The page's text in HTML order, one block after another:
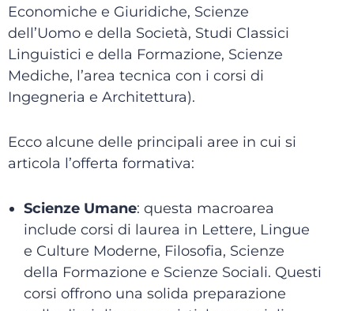
Economiche e Giuridiche, Scienze
dell’Uomo e della Società, Studi Classici
Linguistici e della Formazione, Scienze
Mediche, l’area tecnica con i corsi di
Ingegneria e Architettura).
Ecco alcune delle principali aree in cui si
articola l’offerta formativa:
Scienze Umane: questa macroarea
include corsi di laurea in Lettere, Lingue
e Culture Moderne, Filosofia, Scienze
della Formazione e Scienze Sociali. Questi
corsi offrono una solida preparazione